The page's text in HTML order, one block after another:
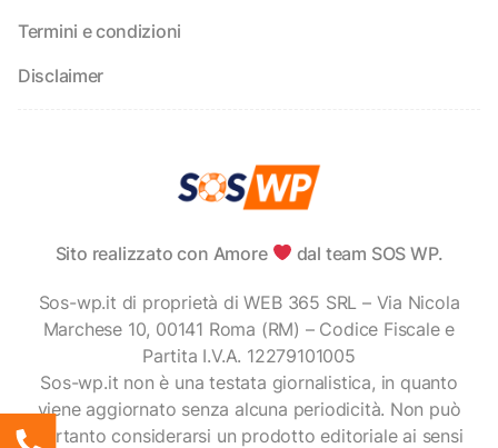
Termini e condizioni
Disclaimer
Sito realizzato con Amore dal team SOS WP.
Sos-wp.it di proprietà di WEB 365 SRL – Via Nicola
Marchese 10, 00141 Roma (RM) – Codice Fiscale e
Partita I.V.A. 12279101005
Sos-wp.it non è una testata giornalistica, in quanto
viene aggiornato senza alcuna periodicità. Non può
pertanto considerarsi un prodotto editoriale ai sensi